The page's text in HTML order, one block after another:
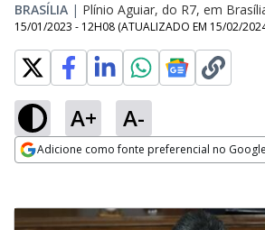
BRASÍLIA | Plínio Aguiar, do R7, em
15/01/2023 - 12H08 (ATUALIZADO EM 15/02/
A+ A-
Adicione como fonte preferencial no Google